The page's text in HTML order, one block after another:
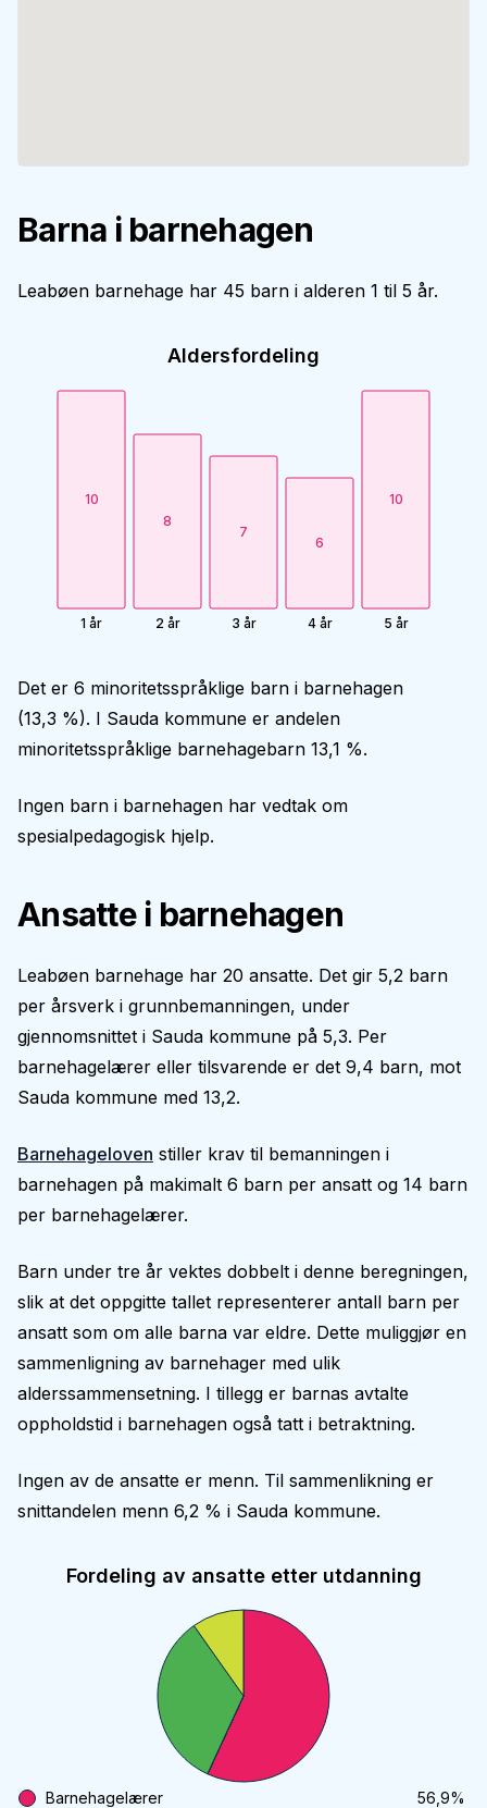
Barna i barnehagen
Leabøen barnehage har 45 barn i alderen 1 til 5 år.
Aldersfordeling
10
1 år
8
2 år
7
3 år
6
4 år
10
5 år
Det er 6 minoritetsspråklige barn i barnehagen
(13,3 %). I Sauda kommune er andelen
minoritetsspråklige barnehagebarn 13,1 %.
Ingen barn i barnehagen har vedtak om
spesialpedagogisk hjelp.
Ansatte i barnehagen
Leabøen barnehage har 20 ansatte. Det gir 5,2 barn
per årsverk i grunnbemanningen, under
gjennomsnittet i Sauda kommune på 5,3. Per
barnehagelærer eller tilsvarende er det 9,4 barn, mot
Sauda kommune med 13,2.
Barnehageloven stiller krav til bemanningen i
barnehagen på makimalt 6 barn per ansatt og 14 barn
per barnehagelærer.
Barn under tre år vektes dobbelt i denne beregningen,
slik at det oppgitte tallet representerer antall barn per
ansatt som om alle barna var eldre. Dette muliggjør en
sammenligning av barnehager med ulik
alderssammensetning. I tillegg er barnas avtalte
oppholdstid i barnehagen også tatt i betraktning.
Ingen av de ansatte er menn. Til sammenlikning er
snittandelen menn 6,2 % i Sauda kommune.
Fordeling av ansatte etter utdanning
Barnehagelærer 56,9%